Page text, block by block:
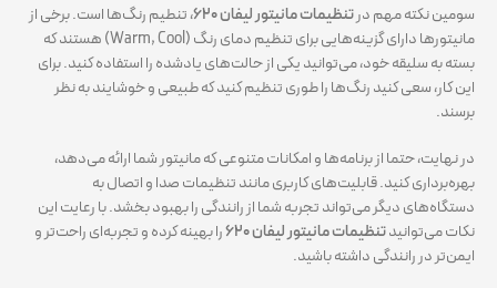
سومین نکته مهم درتنظیمات مانیتور لیفان ۶۲۰
، تنطیم رنگ‌ها است. برخی از
مانیتورها دارای گزینه‌هایی برای تنظیم دمای رنگ (Warm, Cool) هستند که
بسته به سلیقه خود، می‌توانید یکی از حالت‌های یادشده را استفاده کنید. برای
این کار، سعی کنید رنگ‌ها را طوری تنظیم کنید که طبیعی و خوشایند به نظر
برسند.
در نهایت، حتما از برنامه‌ها و امکانات متنوعی که مانیتور شما ارائه می‌دهد،
بهره‌برداری کنید. قابلیت‌های کاربری مانند تنظیمات صدا و اتصال به
دستگاه‌های دیگر می‌تواند تجربه شما از رانندگی را بهبود بخشد. با رعایت این
نکات می‌توانیدتنظیمات مانیتور لیفان ۶۲۰
را بهینه کرده و تجربه‌ای راحت‌تر و
ایمن‌تر در رانندگی داشته باشید.